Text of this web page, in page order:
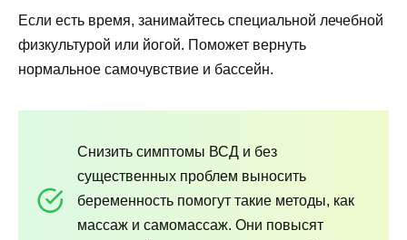
Если есть время, занимайтесь специальной лечебной
физкультурой или йогой. Поможет вернуть
нормальное самочувствие и бассейн.
Снизить симптомы ВСД и без
существенных проблем выносить
беременность помогут такие методы, как
массаж и самомассаж. Они повысят